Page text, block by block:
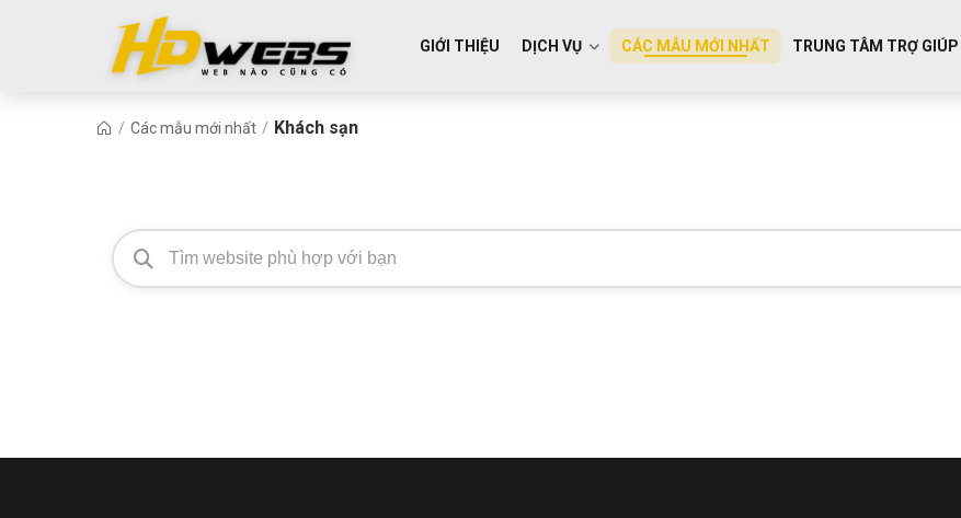
GIỚI THIỆU DỊCH VỤ CÁC MẪU MỚI NHẤT TRUNG TÂM TRỢ GIÚP
/ Các mẫu mới nhất / Khách sạn